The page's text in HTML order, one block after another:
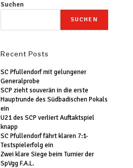
Suchen
SUCHEN
Recent Posts
SC Pfullendorf mit gelungener
Generalprobe
SCP zieht souverän in die erste
Hauptrunde des Südbadischen Pokals
ein
U21 des SCP verliert Auftaktspiel
knapp
SC Pfullendorf fährt klaren 7:1-
Testspielerfolg ein
Zwei klare Siege beim Turnier der
SpVgg F.A.L.